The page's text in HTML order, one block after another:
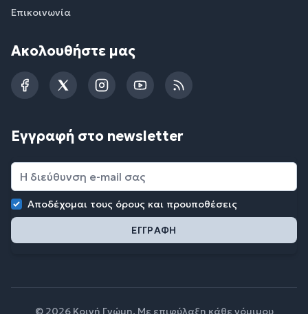
Επικοινωνία
Ακολουθήστε μας
FacebookTwitterInstagramYouTubeRSS
Εγγραφή στο newsletter
Αποδέχομαι τους όρους και προυποθέσεις
© 2026 Κοινή Γνώμη. Με επιφύλαξη κάθε νόμιμου